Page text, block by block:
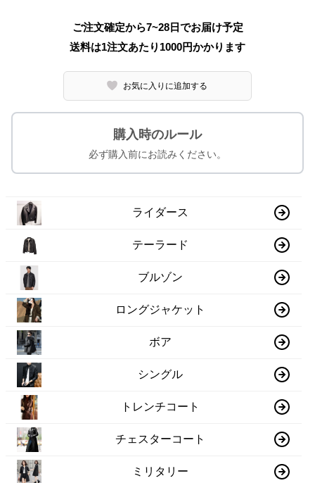
ご注文確定から7~28日でお届け予定
送料は1注文あたり 1000円かかります
お気に入りに追加する
購入時のルール
必ず購入前にお読みください。
ライダース
テーラード
ブルゾン
ロングジャケット
ボア
シングル
トレンチコート
チェスターコート
ミリタリー